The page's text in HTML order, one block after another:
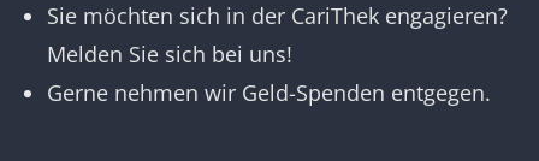
Sie möchten sich in der CariThek engagieren?
Melden Sie sich bei uns!
Gerne nehmen wir Geld-Spenden entgegen.